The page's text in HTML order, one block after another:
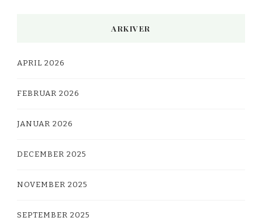
ARKIVER
APRIL 2026
FEBRUAR 2026
JANUAR 2026
DECEMBER 2025
NOVEMBER 2025
SEPTEMBER 2025